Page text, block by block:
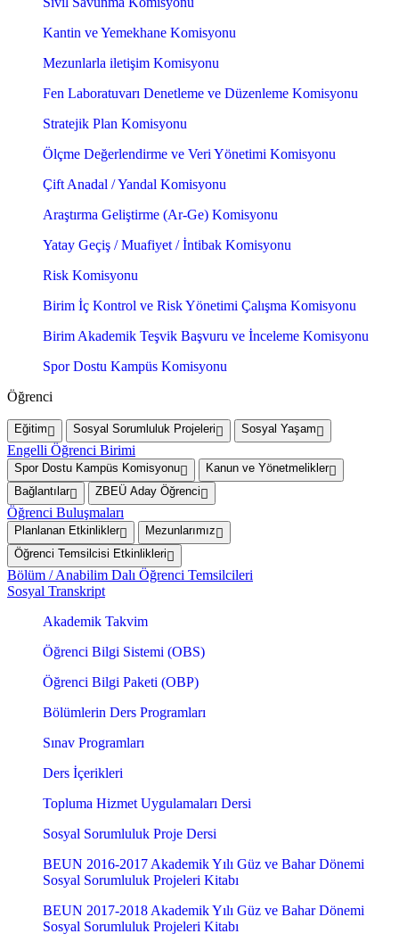
Kantin ve Yemekhane Komisyonu
Mezunlarla iletişim Komisyonu
Fen Laboratuvarı Denetleme ve Düzenleme Komisyonu
Stratejik Plan Komisyonu
Ölçme Değerlendirme ve Veri Yönetimi Komisyonu
Çift Anadal / Yandal Komisyonu
Araştırma Geliştirme (Ar-Ge) Komisyonu
Yatay Geçiş / Muafiyet / İntibak Komisyonu
Risk Komisyonu
Birim İç Kontrol ve Risk Yönetimi Çalışma Komisyonu
Birim Akademik Teşvik Başvuru ve İnceleme Komisyonu
Spor Dostu Kampüs Komisyonu
Öğrenci
Eğitim Sosyal Sorumluluk Projeleri Sosyal Yaşam
Engelli Öğrenci Birimi
Spor Dostu Kampüs Komisyonu
Kanun ve Yönetmelikler
Bağlantılar
ZBEÜ Aday Öğrenci
Öğrenci Buluşmaları
Planlanan Etkinlikler
Mezunlarımız
Öğrenci Temsilcisi Etkinlikleri
Bölüm / Anabilim Dalı Öğrenci Temsilcileri
Sosyal Transkript
Akademik Takvim
Öğrenci Bilgi Sistemi (OBS)
Öğrenci Bilgi Paketi (OBP)
Bölümlerin Ders Programları
Sınav Programları
Ders İçerikleri
Topluma Hizmet Uygulamaları Dersi
Sosyal Sorumluluk Proje Dersi
BEUN 2016-2017 Akademik Yılı Güz ve Bahar Dönemi
Sosyal Sorumluluk Projeleri Kitabı
BEUN 2017-2018 Akademik Yılı Güz ve Bahar Dönemi
Sosyal Sorumluluk Projeleri Kitabı